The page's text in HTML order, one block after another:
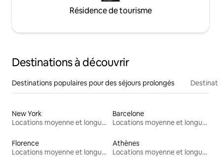
Résidence de tourisme
Destinations à découvrir
Destinations populaires pour des séjours prolongés
New York
Locations moyenne et longue durée
Barcelone
Locations moyenne et longue durée
Florence
Locations moyenne et longue durée
Athènes
Locations moyenne et longue durée